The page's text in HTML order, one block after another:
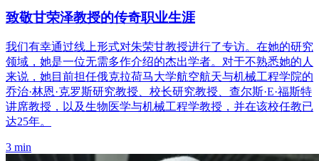
致敬甘荣泽教授的传奇职业生涯
我们有幸通过线上形式对朱荣甘教授进行了专访。在她的研究
领域，她是一位无需多作介绍的杰出学者。对于不熟悉她的人
来说，她目前担任俄克拉荷马大学航空航天与机械工程学院的
乔治·林恩·克罗斯研究教授、校长研究教授、查尔斯·E·福斯特
讲席教授，以及生物医学与机械工程学教授，并在该校任教已
达25年。
3 min